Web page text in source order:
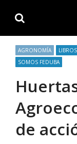
navigation
content
AGRONOMÍA
SOMOS FEDUBA
de